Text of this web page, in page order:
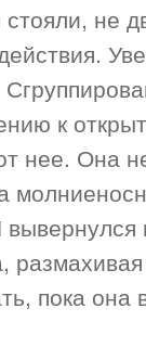
не
к
нее. Она
пока она